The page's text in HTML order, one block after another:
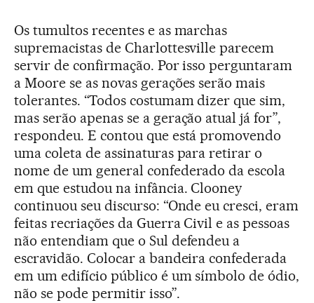
Os tumultos recentes e as marchas
supremacistas de Charlottesville parecem
servir de confirmação. Por isso perguntaram
a Moore se as novas gerações serão mais
tolerantes. “Todos costumam dizer que sim,
mas serão apenas se a geração atual já for”,
respondeu. E contou que está promovendo
uma coleta de assinaturas para retirar o
nome de um general confederado da escola
em que estudou na infância. Clooney
continuou seu discurso: “Onde eu cresci, eram
feitas recriações da Guerra Civil e as pessoas
não entendiam que o Sul defendeu a
escravidão. Colocar a bandeira confederada
em um edifício público é um símbolo de ódio,
não se pode permitir isso”.